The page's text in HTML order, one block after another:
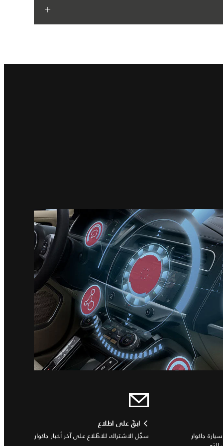
جاكوار
ابقَ على اطلاع
سجِّل الاشتراك للاطّلاع على آخر أخبار جاكوار